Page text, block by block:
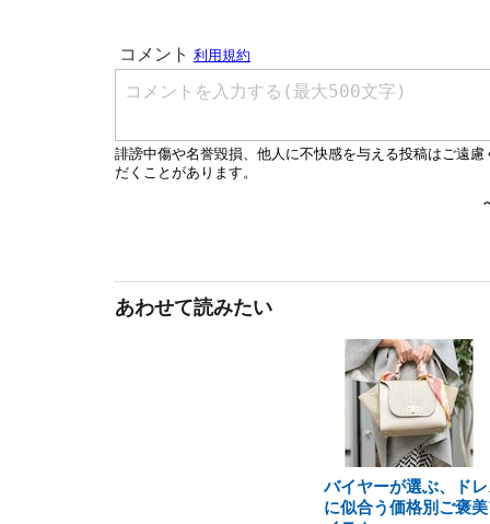
あわせて読みたい
バイヤーが選ぶ、ド
に似合う価格別ご褒